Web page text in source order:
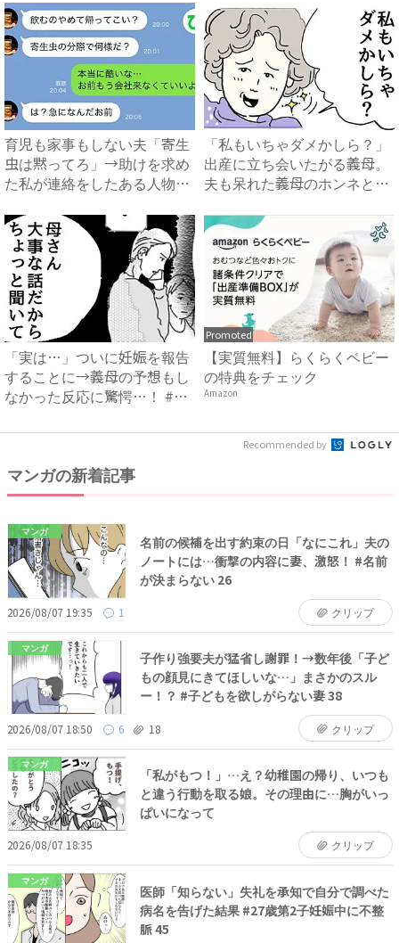
育児も家事もしない夫「寄生
虫は黙ってろ」→助けを求め
た私が連絡をしたある人物と
「私もいちゃダメかしら？」
出産に立ち会いたがる義母。
夫も呆れた義母のホンネと
「実は…」ついに妊娠を報告
することに→義母の予想もし
なかった反応に驚愕…！ #
Promoted
【実質無料】らくらくベビー
の特典をチェック
Amazon
Recommended by
マンガの新着記事
マンガ
名前の候補を出す約束の日「なにこれ」夫の
ノートには…衝撃の内容に妻、激怒！ #名前
が決まらない 26
2026/08/07 19:35 1 クリップ
マンガ
子作り強要夫が猛省し謝罪！→数年後「子ど
もの顔見にきてほしいな…」まさかのスル
ー！？ #子どもを欲しがらない妻 38
2026/08/07 18:50 6 18 クリップ
マンガ
「私がもつ！」…え？幼稚園の帰り、いつも
と違う行動を取る娘。その理由に…胸がいっ
ぱいになって
2026/08/07 18:35 クリップ
マンガ
医師「知らない」失礼を承知で自分で調べた
病名を告げた結果 #27歳第2子妊娠中に不整
脈 45